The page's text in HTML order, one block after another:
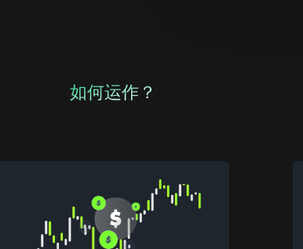
如何运作？